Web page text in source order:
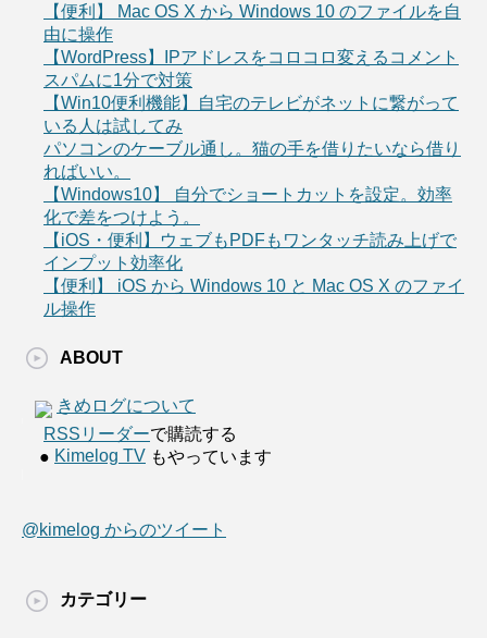
【便利】 Mac OS X から Windows 10 のファイルを自
由に操作
【WordPress】IPアドレスをコロコロ変えるコメント
スパムに1分で対策
【Win10便利機能】自宅のテレビがネットに繋がって
いる人は試してみ
パソコンのケーブル通し。猫の手を借りたいなら借り
ればいい。
【Windows10】 自分でショートカットを設定。効率
化で差をつけよう。
【iOS・便利】ウェブもPDFもワンタッチ読み上げで
インプット効率化
【便利】 iOS から Windows 10 と Mac OS X のファイ
ル操作
ABOUT
きめログについて
RSSリーダーで購読する
● Kimelog TV もやっています
@kimelog からのツイート
カテゴリー